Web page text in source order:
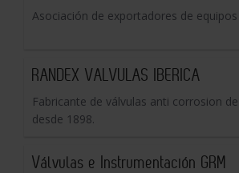
Asociación de exportadores de
RANDEX VALVULAS IBERICA
Fabricante de válvulas anti corrosion
desde 1898.
Válvulas e Instrumentación GRM